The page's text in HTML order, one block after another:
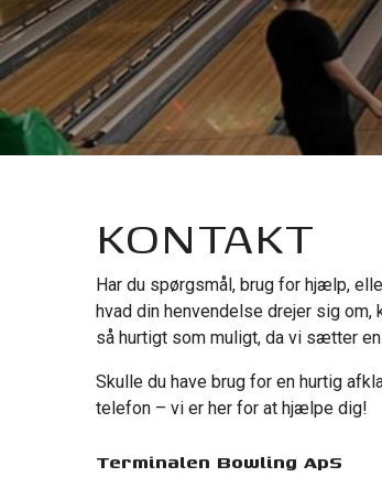
KONTAKT
Har du spørgsmål, brug for hjælp,
hvad din henvendelse drejer sig
så hurtigt som muligt, da vi sætter
Skulle du have brug for en hurtig
telefon – vi er her for at hjælpe dig!
Terminalen Bowling ApS